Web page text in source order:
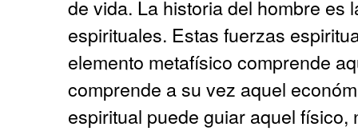
de vida. La historia del hombre es
espirituales. Estas fuerzas
elemento metafísico comprende
comprende a su vez aquel
espiritual puede guiar aquel físico,